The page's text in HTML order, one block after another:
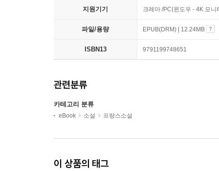
지원기기 크레마 /PC(윈도우 - 4K 모
파일/용량 EPUB(DRM) | 12.24MB
ISBN13 9791199748651
관련분류
카테고리 분류
eBook 소설 프랑스소설
이 상품의 태그